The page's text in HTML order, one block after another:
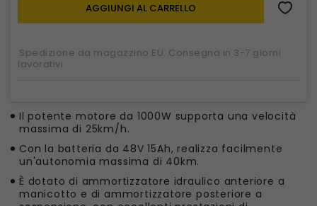
AGGIUNGI AL CARRELLO
Spedizione da magazzino EU. Consegna in 3-7 giorni
lavorativi
Il potente motore da 1000W supporta una velocità
massima di 25km/h.
Con la batteria da 48V 15Ah, realizza facilmente
un'autonomia massima di 40km.
È dotato di ammortizzatore idraulico anteriore a
manicotto e di ammortizzatore posteriore a